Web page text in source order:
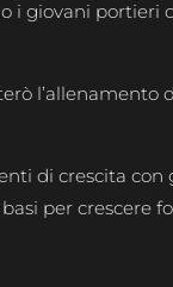
i giovani portieri
l’allenamento
di crescita con
per crescere